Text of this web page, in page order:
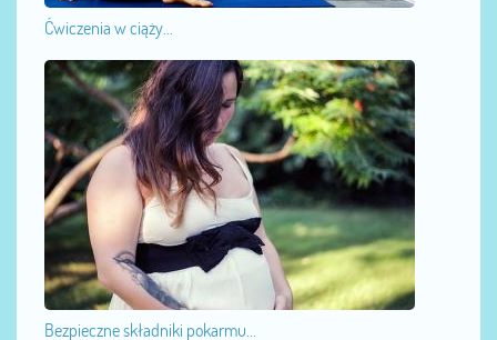
Ćwiczenia w ciąży...
Bezpieczne składniki pokarmu...